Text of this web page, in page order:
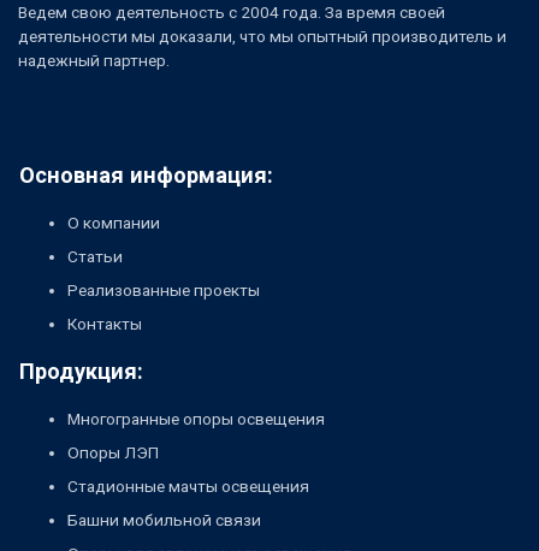
Ведем свою деятельность с 2004 года. За время своей
деятельности мы доказали, что мы опытный производитель и
надежный партнер.
Основная информация:
О компании
Статьи
Реализованные проекты
Контакты
Продукция:
Многогранные опоры освещения
Опоры ЛЭП
Стадионные мачты освещения
Башни мобильной связи